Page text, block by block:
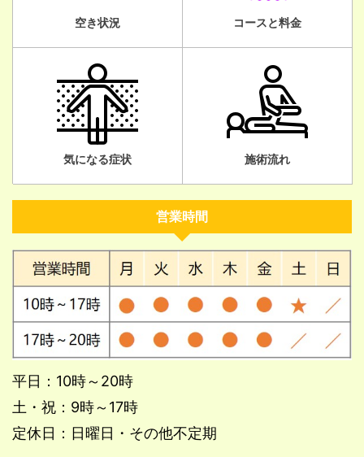
空き状況 コースと料金
気になる症状 施術流れ
営業時間
平日：10時～20時
土・祝：9時～17時
定休日：日曜日・その他不定期